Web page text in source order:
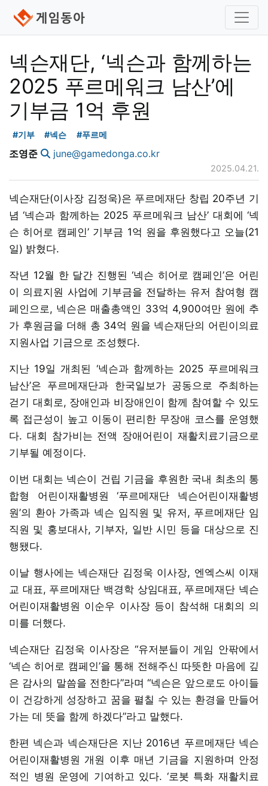
넥슨재단, ‘넥슨과 함께하는
2025 푸르메워크 남산’에
기부금 1억 후원
#기부 #넥슨 #푸르메
조영준 june@gamedonga.co.kr
2025.04.21.
넥슨재단(이사장 김정욱)은 푸르메재단 창립 20주년 기
념 ‘넥슨과 함께하는 2025 푸르메워크 남산’ 대회에 ‘넥
슨 히어로 캠페인’ 기부금 1억 원을 후원했다고 오늘(21
일) 밝혔다.
작년 12월 한 달간 진행된 ‘넥슨 히어로 캠페인’은 어린
이 의료지원 사업에 기부금을 전달하는 유저 참여형 캠
페인으로, 넥슨은 매출총액인 33억 4,900여만 원에 추
가 후원금을 더해 총 34억 원을 넥슨재단의 어린이의료
지원사업 기금으로 조성했다.
지난 19일 개최된 ‘넥슨과 함께하는 2025 푸르메워크
남산’은 푸르메재단과 한국일보가 공동으로 주최하는
걷기 대회로, 장애인과 비장애인이 함께 참여할 수 있도
록 접근성이 높고 이동이 편리한 무장애 코스를 운영했
다. 대회 참가비는 전액 장애어린이 재활치료기금으로
기부될 예정이다.
이번 대회는 넥슨이 건립 기금을 후원한 국내 최초의 통
합형 어린이재활병원 ‘푸르메재단 넥슨어린이재활병
원’의 환아 가족과 넥슨 임직원 및 유저, 푸르메재단 임
직원 및 홍보대사, 기부자, 일반 시민 등을 대상으로 진
행됐다.
이날 행사에는 넥슨재단 김정욱 이사장, 엔엑스씨 이재
교 대표, 푸르메재단 백경학 상임대표, 푸르메재단 넥슨
어린이재활병원 이순우 이사장 등이 참석해 대회의 의
미를 더했다.
넥슨재단 김정욱 이사장은 “유저분들이 게임 안팎에서
‘넥슨 히어로 캠페인’을 통해 전해주신 따뜻한 마음에 깊
은 감사의 말씀을 전한다”라며 “넥슨은 앞으로도 아이들
이 건강하게 성장하고 꿈을 펼칠 수 있는 환경을 만들어
가는 데 뜻을 함께 하겠다”라고 말했다.
한편 넥슨과 넥슨재단은 지난 2016년 푸르메재단 넥슨
어린이재활병원 개원 이후 매년 기금을 지원하며 안정
적인 병원 운영에 기여하고 있다. ‘로봇 특화 재활치료